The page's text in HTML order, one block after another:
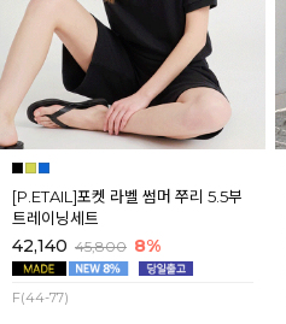
[P.ETAIL]포켓 라벨 썸머 쭈리 5.5부
트레이닝세트
42,140 45,800 8%
F(44-77)